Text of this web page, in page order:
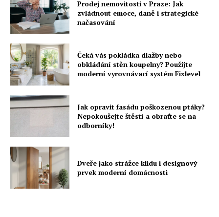
Prodej nemovitosti v Praze: Jak
zvládnout emoce, daně i strategické
načasování
Čeká vás pokládka dlažby nebo
obkládání stěn koupelny? Použijte
moderní vyrovnávací systém Fixlevel
Jak opravit fasádu poškozenou ptáky?
Nepokoušejte štěstí a obraťte se na
odborníky!
Dveře jako strážce klidu i designový
prvek moderní domácnosti